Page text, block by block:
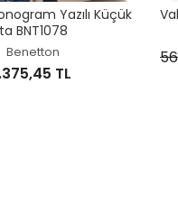
Yazılı Küçük
BNT1078
Benetton
TL